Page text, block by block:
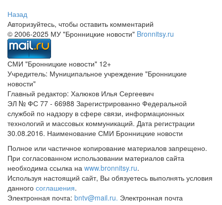
Назад
Авторизуйтесь, чтобы оставить комментарий
© 2006-2025 МУ "Бронницкие новости" Bronnitsy.ru
СМИ "Бронницкие новости" 12+
Учредитель: Муниципальное учреждение "Бронницкие
новости"
Главный редактор: Халюков Илья Сергеевич
ЭЛ № ФС 77 - 66988 Зарегистрированно Федеральной
службой по надзору в сфере связи, информационных
технологий и массовых коммуникаций. Дата регистрации
30.08.2016. Наименование СМИ Бронницкие новости
Полное или частичное копирование материалов запрещено.
При согласованном использовании материалов сайта
необходима ссылка на www.bronnitsy.ru.
Используя настоящий сайт, Вы обязуетесь выполнять условия
данного соглашения.
Электронная почта: bntv@mail.ru. Электронная почта